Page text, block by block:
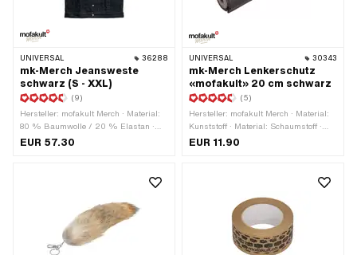
UNIVERSAL 36288
mk-Merch Jeansweste
schwarz (S - XXL)
(9)
Hersteller: mofakult Merch · Material:
80 % Baumwolle / 20 % Elastan ·
Farbe: schwarz · Geschlecht: Unisex ·
EUR 57.30
UNIVERSAL 30343
mk-Merch Lenkerschutz
«mofakult» 20 cm schwarz
(5)
Hersteller: mofakult Merch · Material:
Kunststoff · Material: Schaumstoff ·
Farbe: rot · Farbe: schwarz-matt ·
EUR 11.90